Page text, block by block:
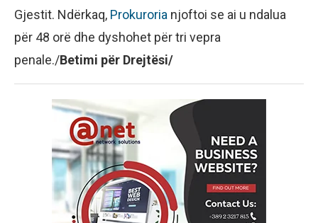
Gjestit. Ndërkaq, Prokuroria njoftoi se ai u ndalua
për 48 orë dhe dyshohet për tri vepra
penale./Betimi për Drejtësi/